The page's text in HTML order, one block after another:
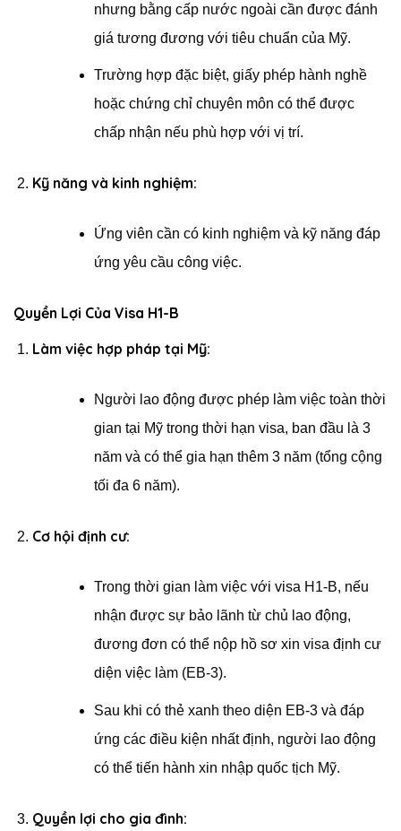
nhưng bằng cấp nước ngoài cần được đánh
giá tương đương với tiêu chuẩn của Mỹ.
Trường hợp đặc biệt, giấy phép hành nghề
hoặc chứng chỉ chuyên môn có thể được
chấp nhận nếu phù hợp với vị trí.
Kỹ năng và kinh nghiệm:
Ứng viên cần có kinh nghiệm và kỹ năng đáp
ứng yêu cầu công việc.
Quyền Lợi Của Visa H1-B
Làm việc hợp pháp tại Mỹ:
Người lao động được phép làm việc toàn thời
gian tại Mỹ trong thời hạn visa, ban đầu là 3
năm và có thể gia hạn thêm 3 năm (tổng cộng
tối đa 6 năm).
Cơ hội định cư:
Trong thời gian làm việc với visa H1-B, nếu
nhận được sự bảo lãnh từ chủ lao động,
đương đơn có thể nộp hồ sơ xin visa định cư
diện việc làm (EB-3).
Sau khi có thẻ xanh theo diện EB-3 và đáp
ứng các điều kiện nhất định, người lao động
có thể tiến hành xin nhập quốc tịch Mỹ.
Quyền lợi cho gia đình: